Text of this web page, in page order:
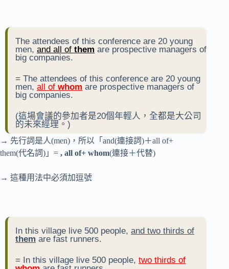
The attendees of this conference are 20 young
men, and all of them are prospective managers of
big companies.
= The attendees of this conference are 20 young
men, all of whom are prospective managers of
big companies.
(這場會議的參加者是20個年輕人，全都是大公司
的未來經理。)
→ 先行詞是人(men)，所以「and(連接詞)＋all of+
them(代名詞)」= , all of+ whom(連接＋代替)
→ 這種用法中必須加逗號
In this village live 500 people, and two thirds of
them are fast runners.
= In this village live 500 people, two thirds of